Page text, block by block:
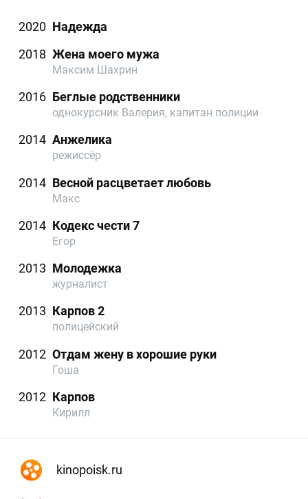
2020 Надежда
2018 Жена моего мужа
Максим Шахрин
2016 Беглые родственники
однокурсник Валерия, капитан полиции
2014 Анжелика
режиссёр
2014 Весной расцветает любовь
Макс
2014 Кодекс чести 7
Егор
2013 Молодежка
журналист
2013 Карпов 2
полицейский
2012 Отдам жену в хорошие руки
Гоша
2012 Карпов
Кирилл
kinopoisk.ru